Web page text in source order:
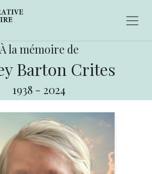
À la mémoire de
Barton Crites
1938 - 2024